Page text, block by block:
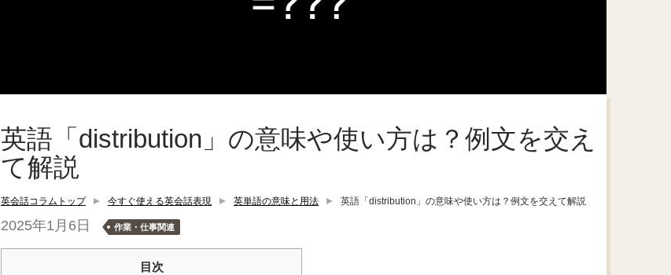
英語「distribution」の意味や使い方は？例文を交え
て解説
英会話コラムトップ 今すぐ使える英会話表現 英単語の意味と用法 英語「distribution」の意味や使い方は？例文を交えて解説
2025年1月6日 作業・仕事関連
目次